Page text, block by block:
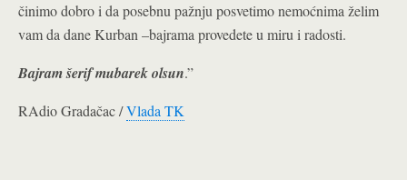
činimo dobro i da posebnu pažnju posvetimo nemoćnima želim
vam da dane Kurban –bajrama provedete u miru i radosti.
Bajram šerif mubarek olsun.”
RAdio Gradačac /Vlada TK